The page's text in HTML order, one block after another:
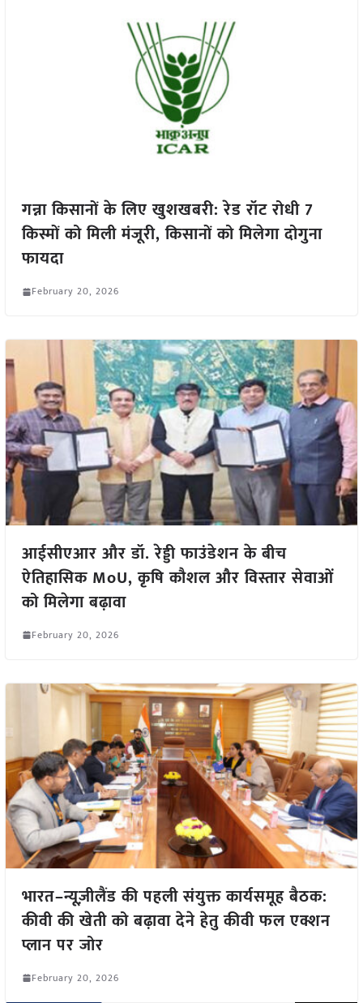
गन्ना किसानों के लिए खुशखबरी: रेड रॉट रोधी 7
किस्मों को मिली मंजूरी, किसानों को मिलेगा दोगुना
फायदा
February 20, 2026
आईसीएआर और डॉ. रेड्डी फाउंडेशन के बीच
ऐतिहासिक MoU, कृषि कौशल और विस्तार सेवाओं
को मिलेगा बढ़ावा
February 20, 2026
भारत–न्यूज़ीलैंड की पहली संयुक्त कार्यसमूह बैठक:
कीवी की खेती को बढ़ावा देने हेतु कीवी फल एक्शन
प्लान पर जोर
February 20, 2026